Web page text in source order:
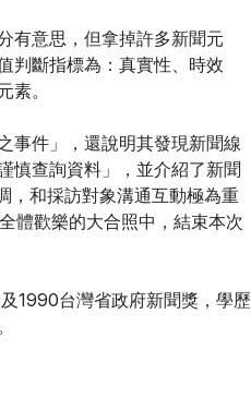
意思，但拿掉許多新聞元
判斷指標為：真實性、時效
。
件」，還說明其發現新聞線
慎查詢資料」，並介紹了新聞
和採訪對象溝通互動極為重
體歡樂的大合照中，結束本次
1990台灣省政府新聞獎，學歷